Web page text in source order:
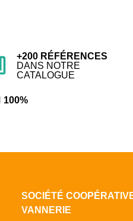
+200 RÉFÉRENCES
DANS NOTRE
CATALOGUE
100%
SOCIÉTÉ
VANNERIE